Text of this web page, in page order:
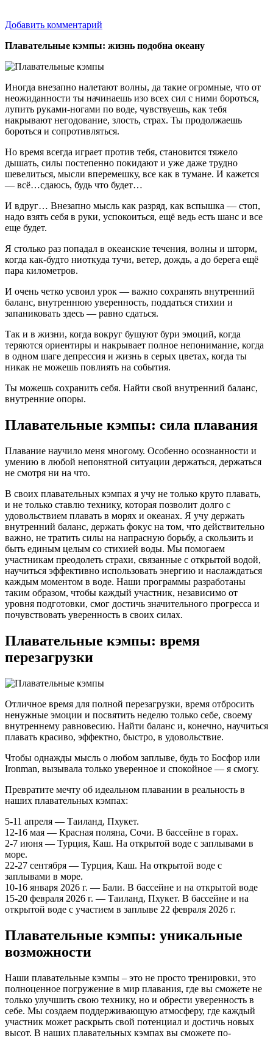
Добавить комментарий
Плавательные кэмпы: жизнь подобна океану
Иногда внезапно налетают волны, да такие огромные, что от
неожиданности ты начинаешь изо всех сил с ними бороться,
лупить руками-ногами по воде, чувствуешь, как тебя
накрывают негодование, злость, страх. Ты продолжаешь
бороться и сопротивляться.
Но время всегда играет против тебя, становится тяжело
дышать, силы постепенно покидают и уже даже трудно
шевелиться, мысли вперемешку, все как в тумане. И кажется
— всё…сдаюсь, будь что будет…
И вдруг… Внезапно мысль как разряд, как вспышка — стоп,
надо взять себя в руки, успокоиться, ещё ведь есть шанс и все
еще будет.
Я столько раз попадал в океанские течения, волны и шторм,
когда как-будто ниоткуда тучи, ветер, дождь, а до берега ещё
пара километров.
И очень четко усвоил урок — важно сохранять внутренний
баланс, внутреннюю уверенность, поддаться стихии и
запаниковать здесь — равно сдаться.
Так и в жизни, когда вокруг бушуют бури эмоций, когда
теряются ориентиры и накрывает полное непонимание, когда
в одном шаге депрессия и жизнь в серых цветах, когда ты
никак не можешь повлиять на события.
Ты можешь сохранить себя. Найти свой внутренний баланс,
внутренние опоры.
Плавательные кэмпы: сила плавания
Плавание научило меня многому. Особенно осознанности и
умению в любой непонятной ситуации держаться, держаться
не смотря ни на что.
В своих плавательных кэмпах я учу не только круто плавать,
и не только ставлю технику, которая позволит долго с
удовольствием плавать в морях и океанах. Я учу держать
внутренний баланс, держать фокус на том, что действительно
важно, не тратить силы на напрасную борьбу, а скользить и
быть единым целым со стихией воды. Мы помогаем
участникам преодолеть страхи, связанные с открытой водой,
научиться эффективно использовать энергию и наслаждаться
каждым моментом в воде. Наши программы разработаны
таким образом, чтобы каждый участник, независимо от
уровня подготовки, смог достичь значительного прогресса и
почувствовать уверенность в своих силах.
Плавательные кэмпы: время
перезагрузки
Отличное время для полной перезагрузки, время отбросить
ненужные эмоции и посвятить неделю только себе, своему
внутреннему равновесию. Найти баланс и, конечно, научиться
плавать красиво, эффектно, быстро, в удовольствие.
Чтобы однажды мысль о любом заплыве, будь то Босфор или
Ironman, вызывала только уверенное и спокойное — я смогу.
Превратите мечту об идеальном плавании в реальность в
наших плавательных кэмпах:
5-11 апреля — Таиланд, Пхукет.
12-16 мая — Красная поляна, Сочи. В бассейне в горах.
2-7 июня — Турция, Каш. На открытой воде с заплывами в
море.
22-27 сентября — Турция, Каш. На открытой воде с
заплывами в море.
10-16 января 2026 г. — Бали. В бассейне и на открытой воде
15-20 февраля 2026 г. — Таиланд, Пхукет. В бассейне и на
открытой воде с участием в заплыве 22 февраля 2026 г.
Плавательные кэмпы: уникальные
возможности
Наши плавательные кэмпы – это не просто тренировки, это
полноценное погружение в мир плавания, где вы сможете не
только улучшить свою технику, но и обрести уверенность в
себе. Мы создаем поддерживающую атмосферу, где каждый
участник может раскрыть свой потенциал и достичь новых
высот. В наших плавательных кэмпах вы сможете по-